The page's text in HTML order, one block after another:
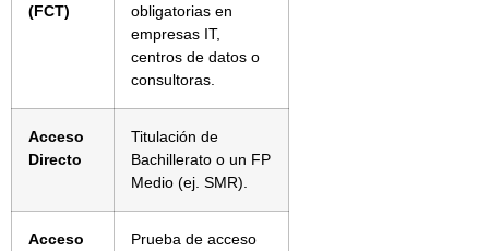
(FCT)
obligatorias en
empresas IT,
centros de datos o
consultoras.
Acceso
Directo
Titulación de
Bachillerato o un FP
Medio (ej. SMR).
Acceso
Prueba de acceso